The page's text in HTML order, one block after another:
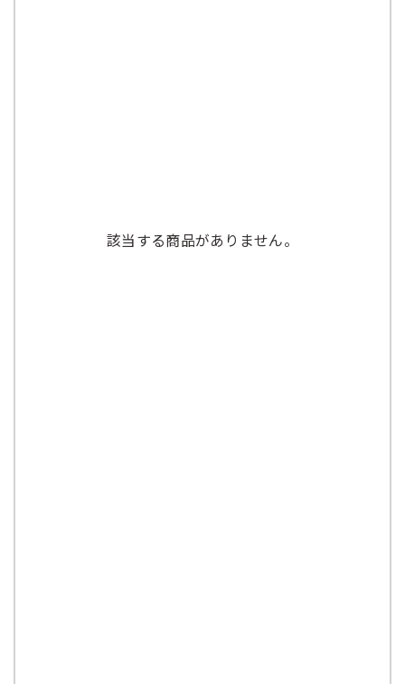
該当する商品がありません。